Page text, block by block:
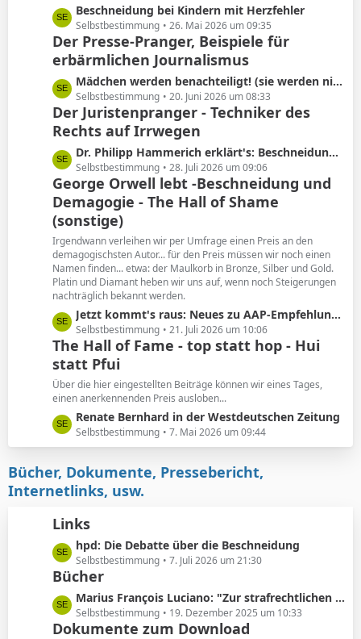
e
L
e
t
z
e
B
e
i
t
r
ä
g
e
Beschneidung bei Kindern mit Herzfehler
Selbstbestimmung 26. Mai 2026 um 09:35
Der Presse-Pranger, Beispiele für
erbärmlichen Journalismus
L
e
t
z
e
B
e
i
t
r
ä
g
e
Mädchen werden benachteiligt! (sie werden nicht beschnitten)
Selbstbestimmung 20. Juni 2026 um 08:33
Der Juristenpranger - Techniker des
Rechts auf Irrwegen
L
e
t
z
t
e
B
e
i
t
r
ä
g
e
Dr. Philipp Hammerich erklärt's: Beschneidung hat keine Spätfolgen!
Selbstbestimmung 28. Juli 2026 um 09:06
George Orwell lebt -Beschneidung und
Demagogie - The Hall of Shame
(sonstige)
Irgendwann verleihen wir per Umfrage einen Preis an den
demagogischsten Autor... für den Preis müssen wir noch einen
Namen finden... etwa: der Maulkorb in Bronze, Silber und Gold.
Platin und Diamant heben wir uns auf, wenn noch Steigerungen
nachträglich bekannt werden.
L
e
t
z
t
e
B
e
i
r
ä
e
Jetzt kommt's raus: Neues zu AAP-Empfehlung von 2012!
Selbstbestimmung 21. Juli 2026 um 10:06
The Hall of Fame - top statt hop - Hui
statt Pfui
Über die hier eingestellten Beiträge können wir eines Tages,
einen anerkennenden Preis ausloben...
L
e
t
t
e
e
i
t
r
ä
g
e
Renate Bernhard in der Westdeutschen Zeitung
Selbstbestimmung 7. Mai 2026 um 09:44
Bücher, Dokumente, Pressebericht,
Internetlinks, usw.
Links
L
e
t
z
t
e
hpd: Die Debatte über die Beschneidung
Selbstbestimmung 7. Juli 2026 um 21:30
Bücher
L
e
t
Marius François Luciano: "Zur strafrechtlichen Einordnung medizinisch nicht indizierter Eingriffe in die Körpersubstanz von Kindern"
Selbstbestimmung 19. Dezember 2025 um 10:33
Dokumente zum Download